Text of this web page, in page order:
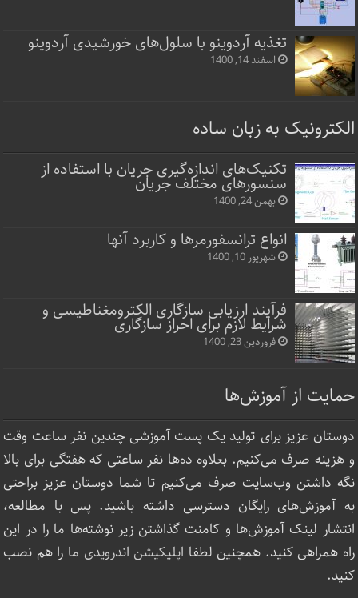
تغذیه آردوینو با سلول‌های خورشیدی آردوینو
اسفند 14, 1400
الکترونیک به زبان ساده
تکنیک‌های اندازه‌گیری جریان با استفاده از
سنسورهای مختلف جریان
بهمن 24, 1400
انواع ترانسفورمرها و کاربرد آنها
شهریور 10, 1400
فرآیند ارزیابی سازگاری الکترومغناطیسی و
شرایط لازم برای احراز سازگاری
فروردین 23, 1400
حمایت از آموزش‌ها
دوستان عزیز برای تولید یک پست آموزشی چندین نفر ساعت‌ وقت
و هزینه صرف می‌کنیم. بعلاوه ده‌ها نفر ساعتی که هفتگی برای بالا
نگه داشتن وب‌سایت صرف ‌می‌کنیم تا شما دوستان عزیز براحتی
به آموزش‌های رایگان دسترسی داشته باشید. پس با مطالعه،
انتشار لینک‌ آموزش‌ها و کامنت گذاشتن زیر نوشته‌‌ها ما را در این
راه همراهی کنید. همچنین لطفا اپلیکیشن اندرویدی ما را هم نصب
کنید.